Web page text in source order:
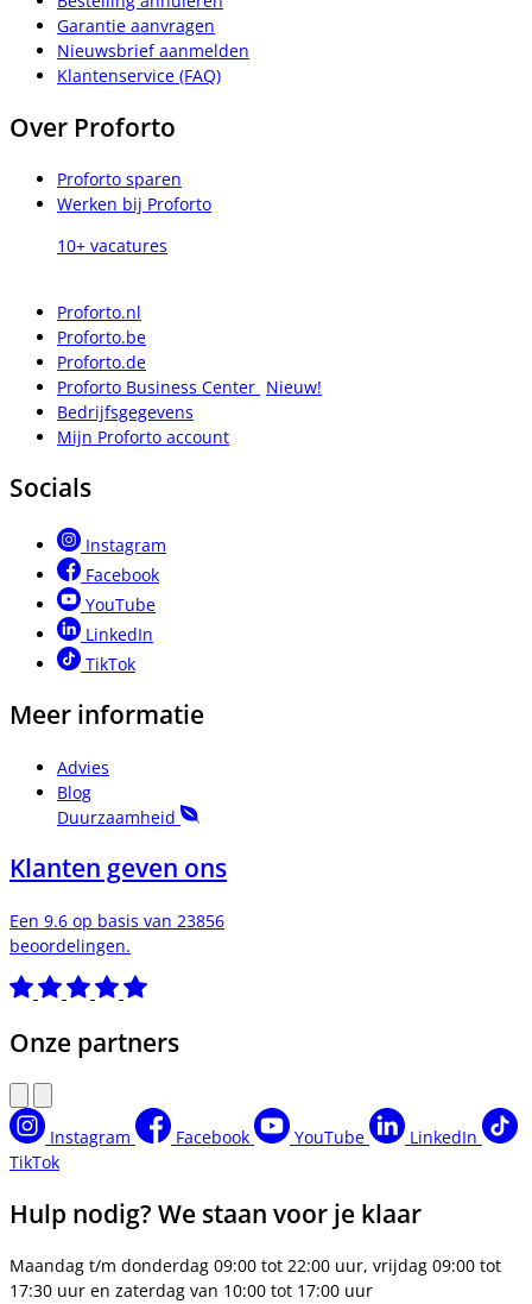
Garantie aanvragen
Nieuwsbrief aanmelden
Klantenservice (FAQ)
Over Proforto
Proforto sparen
Werken bij Proforto
10+ vacatures
Proforto.nl
Proforto.be
Proforto.de
Proforto Business Center Nieuw!
Bedrijfsgegevens
Mijn Proforto account
Socials
Instagram
Facebook
YouTube
LinkedIn
TikTok
Meer informatie
Advies
Blog
Duurzaamheid
Klanten geven ons
Een 9.6 op basis van 23856
beoordelingen.
Onze partners
Instagram Facebook YouTube
LinkedIn
TikTok
Hulp nodig? We staan voor je klaar
Maandag t/m donderdag 09:00 tot 22:00 uur, vrijdag 09:00 tot
17:30 uur en zaterdag van 10:00 tot 17:00 uur